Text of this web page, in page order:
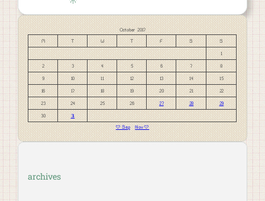
October 2017
M
T W T F S S
1
2 3 4 5 6 7 8
9 10 11 12 13 14 15
16 17 18 19 20 21 22
23 24 25 26 27 28 29
30
31
« Sep
Nov »
archives